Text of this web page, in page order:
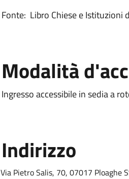
Fonte: Libro Chiese e Istituzioni
Modalità
Ingresso accessibile in sedia a
Indirizzo
Via Pietro Salis, 70, 07017 Ploaghe